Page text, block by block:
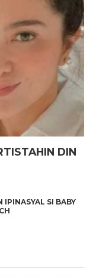
DIN
IPINASYAL SI BABY